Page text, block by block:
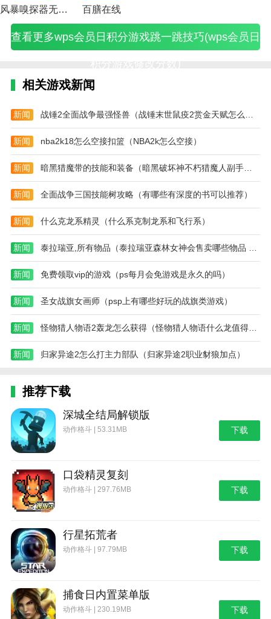
格)
风暴嗅探器无敌版 百膳在线
查看更多wps会员日积分游戏跳一跳技巧(wps会员日
相关游戏新闻
新闻
新闻 nba2k18怎么空接扣篮（NBA2k怎么空接）
新闻 暗黑猎魔带的技能和装备（暗黑破坏神不朽猎魔人副手选择）
新闻 全面战争三国技能树攻略（有哪些有深度的书可以推荐）
新闻 什么克龙系精灵（什么系克制龙系和飞行系）
新闻
新闻 免费领取vip的游戏（ps每月会免游戏是永久的吗）
新闻 圣女战旗女画师（psp上有哪些好玩的战旗类游戏）
新闻 怪物猎人物语2轰龙怎么获得（怪物猎人物语什么龙值得培养）
新闻 归家异途2怎么打主力部队（归家异途2职业豺狼加点）
推荐下载
深城全结局解锁版
动作格斗 | 53.31MB 下载
口袋精灵复刻
动作格斗 | 297.76MB 下载
行星拓荒者
动作格斗 | 97.79MB 下载
捕食日内置菜单版
动作格斗 | 230.19MB 下载